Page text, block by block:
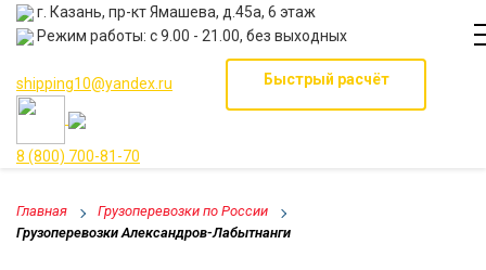
г. Казань, пр-кт Ямашева, д.45а, 6 этаж
Режим работы: с 9.00 - 21.00, без выходных
shipping10@yandex.ru
8 (800) 700-81-70
Быстрый расчёт
Главная
Грузоперевозки по России
Грузоперевозки Александров-Лабытнанги